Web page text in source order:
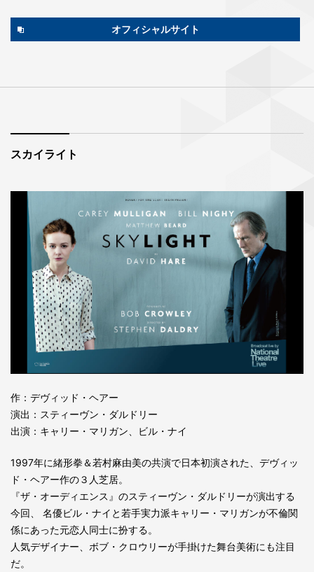
オフィシャルサイト
スカイライト
作：デヴィッド・ヘアー
演出：スティーヴン・ダルドリー
出演：キャリー・マリガン、ビル・ナイ
1997年に緒形拳＆若村麻由美の共演で日本初演された、デヴィッ
ド・ヘアー作の３人芝居。
『ザ・オーディエンス』のスティーヴン・ダルドリーが演出する
今回、 名優ビル・ナイと若手実力派キャリー・マリガンが不倫関
係にあった元恋人同士に扮する。
人気デザイナー、ボブ・クロウリーが手掛けた舞台美術にも注目
だ。